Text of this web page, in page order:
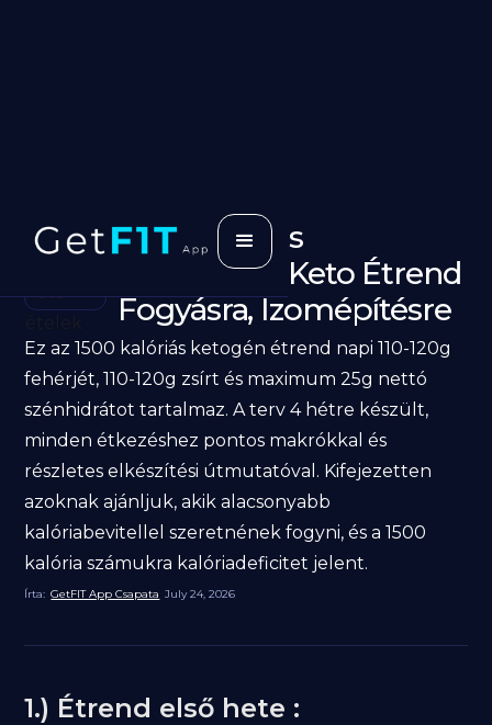
1500 Kalóriás
Fehérjedús Keto Étrend
Fogyásra, Izomépítésre
Ez az 1500 kalóriás ketogén étrend napi 110-120g
fehérjét, 110-120g zsírt és maximum 25g nettó
szénhidrátot tartalmaz. A terv 4 hétre készült,
minden étkezéshez pontos makrókkal és
részletes elkészítési útmutatóval. Kifejezetten
azoknak ajánljuk, akik alacsonyabb
kalóriabevitellel szeretnének fogyni, és a 1500
kalória számukra kalóriadeficitet jelent.
Írta: GetFIT App Csapata July 24, 2026
1.) Étrend első hete :